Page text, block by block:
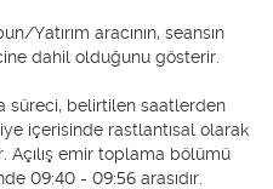
Yatırım aracının, seansın
dahil olduğunu gösterir.
süreci, belirtilen saatlerden
içerisinde rastlantısal olarak
Açılış emir toplama bölümü
09:40 - 09:56 arasıdır.